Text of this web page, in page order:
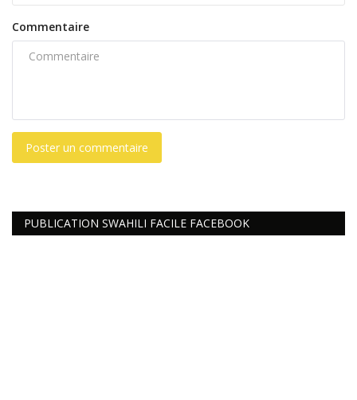
Commentaire
Poster un commentaire
PUBLICATION SWAHILI FACILE FACEBOOK